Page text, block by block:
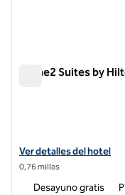
Home2 Suites by
Ver detalles del hotel
Ver detalles del hotel
0,76 millas
Desayuno gratis